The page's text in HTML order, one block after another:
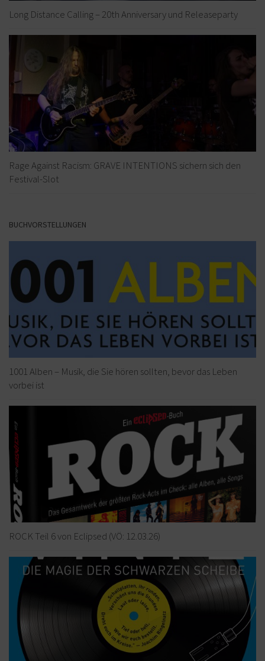
Long Distance Calling – 20th Anniversary und Releaseparty
Rage Against Racism: GRAVE INTENTIONS sichern sich den
Festival-Slot
BUCHVORSTELLUNGEN
1001 Alben – Musik, die Sie hören sollten, bevor das Leben
vorbei ist
ROCK Teil 6 von Eclipsed (VÖ: 12.03.26)